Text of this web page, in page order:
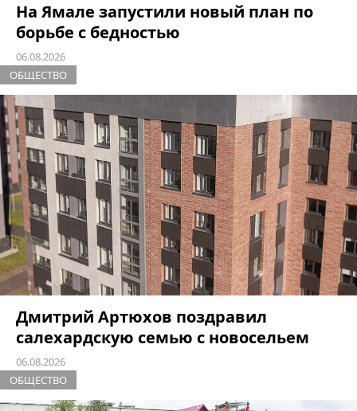
На Ямале запустили новый план по
борьбе с бедностью
06.08.2026
ОБЩЕСТВО
Дмитрий Артюхов поздравил
салехардскую семью с новосельем
06.08.2026
ОБЩЕСТВО